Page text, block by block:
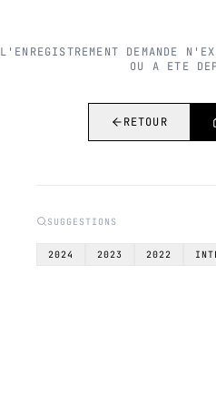
L'ENREGISTREMENT DEMANDE
OU A ETE
RETOUR
SUGGESTIONS
2024 2023 2022